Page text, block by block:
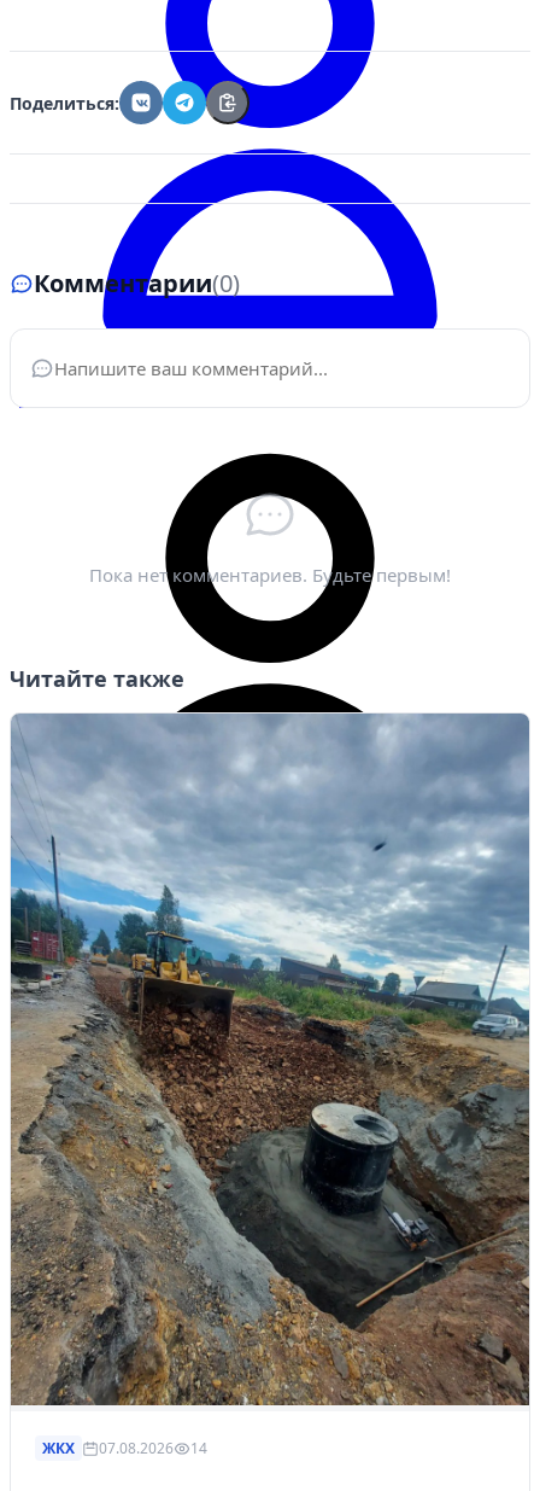
Личный кабинет
Управляйте объявлениями, отслеживайте
публикации и получайте сообщения
Войти или зарегистрироваться
Поделиться:
Комментарии(0)
Ваше имя*
Электронная почта
Пока нет комментариев. Будьте первым!
Читайте также
ЖКХ 07.08.2026 14